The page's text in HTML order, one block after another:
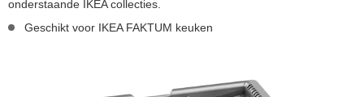
onderstaande IKEA collecties.
Geschikt voor IKEA FAKTUM keuken